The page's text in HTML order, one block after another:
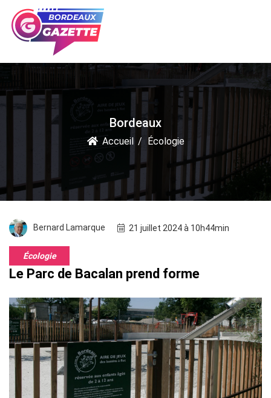
Bordeaux
Accueil Écologie
Bernard Lamarque 21 juillet 2024 à 10h44min
Écologie
Le Parc de Bacalan prend forme